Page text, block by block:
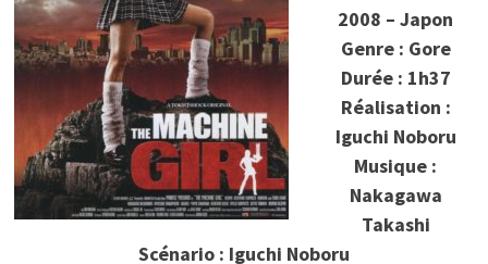
2008 – Japon
Genre : Gore
Durée : 1h37
Réalisation :
Iguchi Noboru
Musique :
Nakagawa
Takashi
Scénario : Iguchi Noboru